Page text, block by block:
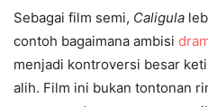
Sebagai film semi, Caligula
contoh bagaimana ambisi
menjadi kontroversi besar
alih. Film ini bukan tontonan